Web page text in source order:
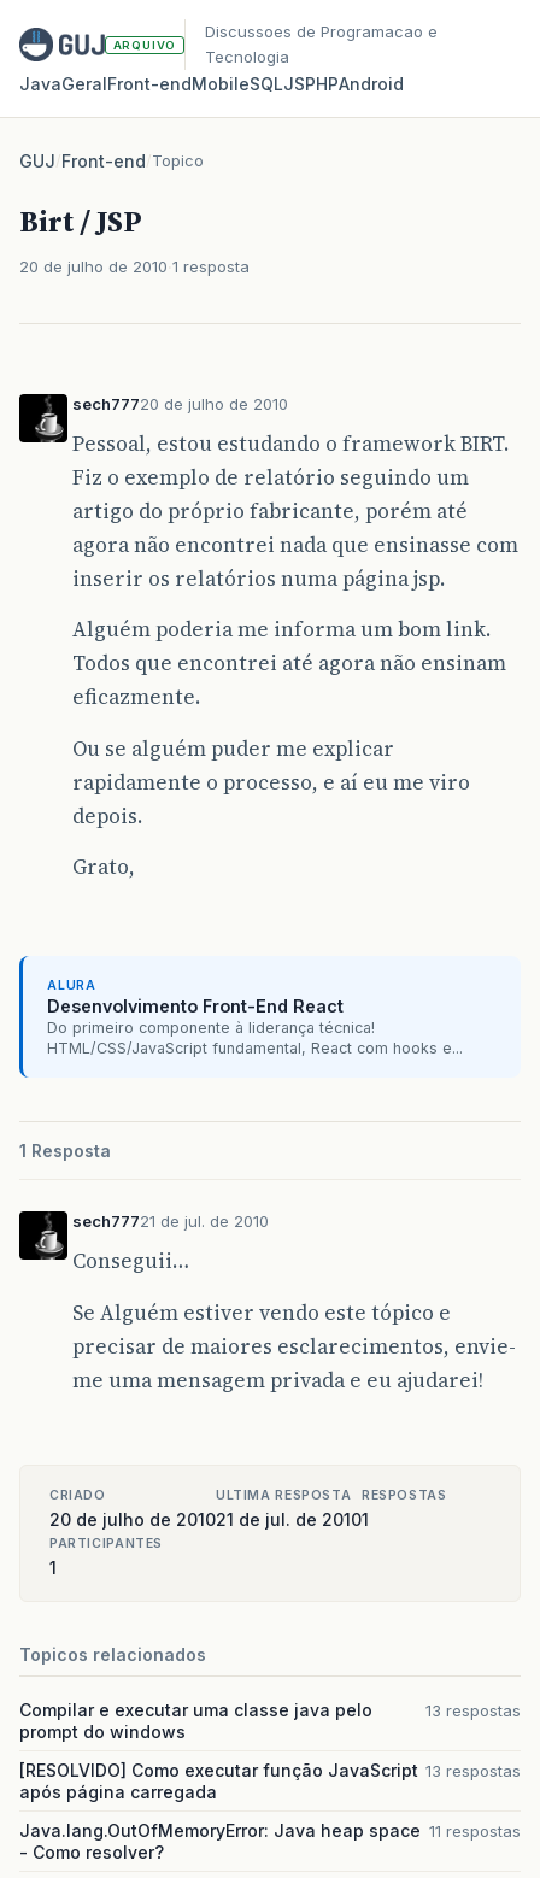
ARQUIVO
Discussoes de Programacao e
Tecnologia
JavaGeralFront‑endMobileSQLJSPHPAndroid
GUJ/Front-end/Topico
Birt / JSP
20 de julho de 2010 1 resposta
sech77720 de julho de 2010
Pessoal, estou estudando o framework BIRT.
Fiz o exemplo de relatório seguindo um
artigo do próprio fabricante, porém até
agora não encontrei nada que ensinasse com
inserir os relatórios numa página jsp.
Alguém poderia me informa um bom link.
Todos que encontrei até agora não ensinam
eficazmente.
Ou se alguém puder me explicar
rapidamente o processo, e aí eu me viro
depois.
Grato,
ALURA
Desenvolvimento Front-End React
Do primeiro componente à liderança técnica!
HTML/CSS/JavaScript fundamental, React com hooks e...
1 Resposta
sech77721 de jul. de 2010
Conseguii…
Se Alguém estiver vendo este tópico e
precisar de maiores esclarecimentos, envie-
me uma mensagem privada e eu ajudarei!
CRIADO
20 de julho de 2010
ULTIMA RESPOSTA
21 de jul. de 2010
RESPOSTAS
1
PARTICIPANTES
1
Topicos relacionados
Compilar e executar uma classe java pelo
prompt do windows
13 respostas
[RESOLVIDO] Como executar função JavaScript
após página carregada
13 respostas
Java.lang.OutOfMemoryError: Java heap space
- Como resolver?
11 respostas